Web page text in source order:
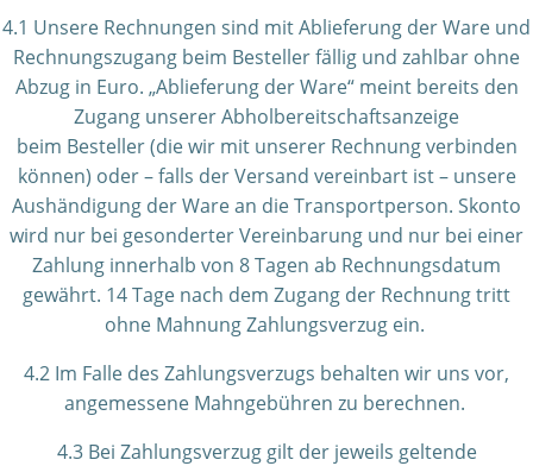
4.1 Unsere Rechnungen sind mit Ablieferung der Ware und
Rechnungszugang beim Besteller fällig und zahlbar ohne
Abzug in Euro. „Ablieferung der Ware“ meint bereits den
Zugang unserer Abholbereitschaftsanzeige
beim Besteller (die wir mit unserer Rechnung verbinden
können) oder – falls der Versand vereinbart ist – unsere
Aushändigung der Ware an die Transportperson. Skonto
wird nur bei gesonderter Vereinbarung und nur bei einer
Zahlung innerhalb von 8 Tagen ab Rechnungsdatum
gewährt. 14 Tage nach dem Zugang der Rechnung tritt
ohne Mahnung Zahlungsverzug ein.
4.2 Im Falle des Zahlungsverzugs behalten wir uns vor,
angemessene Mahngebühren zu berechnen.
4.3 Bei Zahlungsverzug gilt der jeweils geltende